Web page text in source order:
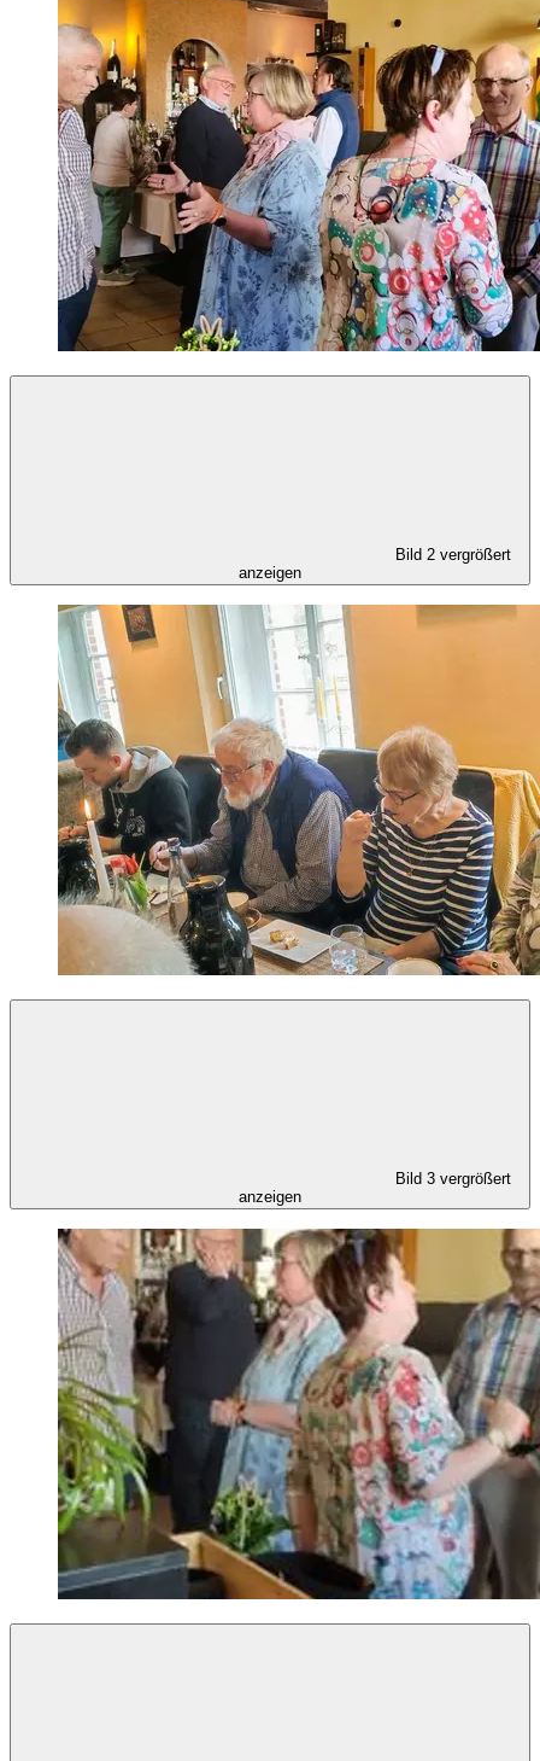
Bild 2 vergrößert
anzeigen
Bild 3 vergrößert
anzeigen